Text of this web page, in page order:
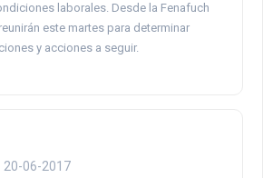
laborales. Desde la Fenafuch
este martes para determinar
y acciones a seguir.
20-06-2017